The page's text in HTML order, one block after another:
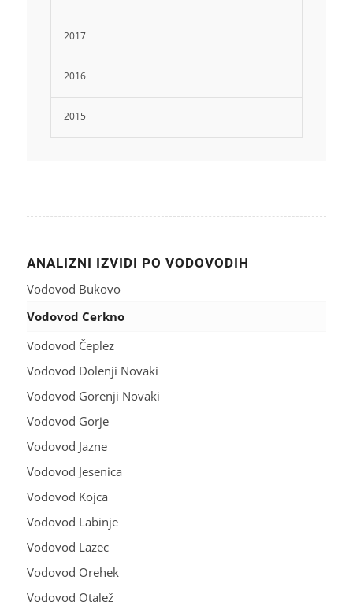
2017
2016
2015
ANALIZNI IZVIDI PO VODOVODIH
Vodovod Bukovo
Vodovod Cerkno
Vodovod Čeplez
Vodovod Dolenji Novaki
Vodovod Gorenji Novaki
Vodovod Gorje
Vodovod Jazne
Vodovod Jesenica
Vodovod Kojca
Vodovod Labinje
Vodovod Lazec
Vodovod Orehek
Vodovod Otalež